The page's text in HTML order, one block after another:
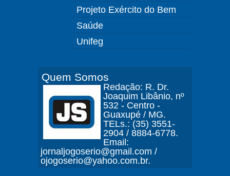
Projeto Exército do Bem
Saúde
Unifeg
Quem Somos
Redação: R. Dr.
Joaquim Libânio, nº
532 - Centro -
Guaxupé / MG.
TELs.: (35) 3551-
2904 / 8884-6778.
Email:
jornaljogoserio@gmail.com /
ojogoserio@yahoo.com.br.